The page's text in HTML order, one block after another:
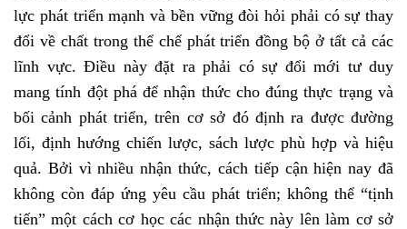
lực phát triển mạnh và bền vững đòi hỏi phải có sự thay
đổi về chất trong thể chế phát triển đồng bộ ở tất cả các
lĩnh vực. Điều này đặt ra phải có sự đổi mới tư duy
mang tính đột phá để nhận thức cho đúng thực trạng và
bối cảnh phát triển, trên cơ sở đó định ra được đường
lối, định hướng chiến lược, sách lược phù hợp và hiệu
quả. Bởi vì nhiều nhận thức, cách tiếp cận hiện nay đã
không còn đáp ứng yêu cầu phát triển; không thể “tịnh
tiến” một cách cơ học các nhận thức này lên làm cơ sở